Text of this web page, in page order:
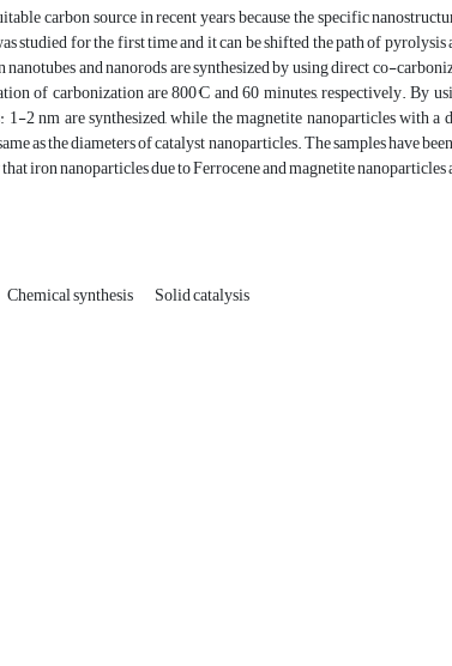
carbon source in recent years because the specific
studied for the first time and it can be shifted the path of
nanotubes and nanorods are synthesized by using direct co-
of carbonization are 800°C and 60 minutes, respectively. By
2 nm are synthesized, while the magnetite nanoparticles with
as the diameters of catalyst nanoparticles. The samples have
iron nanoparticles due to Ferrocene and magnetite nanoparticles
Chemical synthesis Solid catalysis